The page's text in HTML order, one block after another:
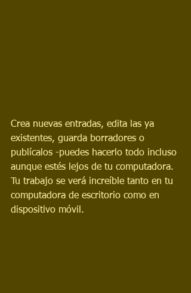
Crea nuevas entradas, edita las ya
existentes, guarda borradores o
publícalos -puedes hacerlo todo incluso
aunque estés lejos de tu computadora.
Tu trabajo se verá increíble tanto en tu
computadora de escritorio como en
dispositivo móvil.